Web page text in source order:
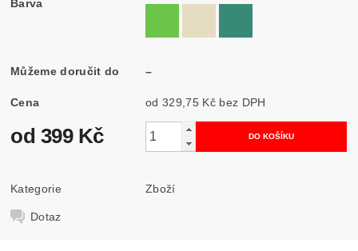
Barva
Můžeme doručit do –
Cena od 329,75 Kč bez DPH
od 399 Kč
Kategorie Zboží
Dotaz